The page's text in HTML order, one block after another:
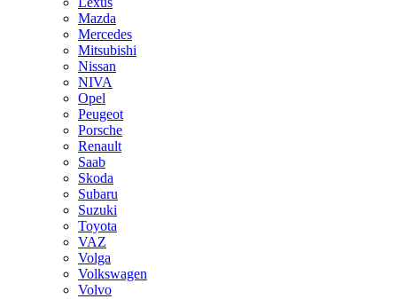
Mazda
Mercedes
Mitsubishi
Nissan
NIVA
Opel
Peugeot
Porsche
Renault
Saab
Skoda
Subaru
Suzuki
Toyota
VAZ
Volga
Volkswagen
Volvo